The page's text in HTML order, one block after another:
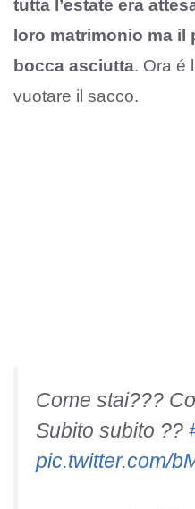
tutta l’estate era
loro matrimonio ma il
bocca asciutta. Ora é
vuotare il sacco.
Come stai???
Subito subito ??
pic.twitter.com/